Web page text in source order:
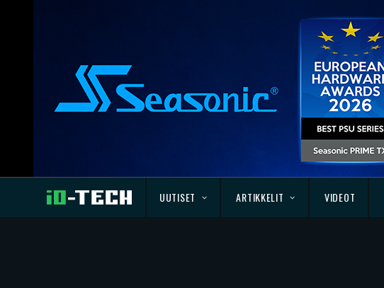
UUTISET ARTIKKELIT VIDEOT